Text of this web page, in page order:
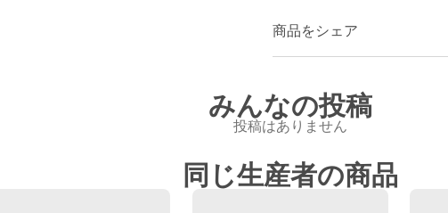
商品をシェア
みんなの投稿
投稿はありません
同じ生産者の商品